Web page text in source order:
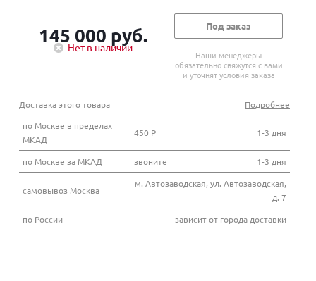
145 000 руб.
Нет в наличии
Под заказ
Наши менеджеры
обязательно свяжутся с вами
и уточнят условия заказа
Доставка этого товара
Подробнее
по Москве в пределах
МКАД
450 Р 1-3 дня
по Москве за МКАД звоните 1-3 дня
самовывоз Москва
м. Автозаводская, ул. Автозаводская,
д. 7
по России
зависит от города доставки